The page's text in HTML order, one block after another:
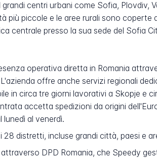
centri urbani come Sofia, Plovdiv,
più piccole e le aree rurali sono coperte
centrale presso la sua sede del Sofia
operativa diretta in Romania
offre anche servizi regionali
in circa tre giorni lavorativi a Skopje e
accetta spedizioni da origini
lunedì al venerdì.
distretti, incluse grandi città, paesi e
DPD Romania, che Speedy